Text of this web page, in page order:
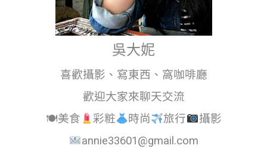
吳大妮
喜歡攝影、寫東西、窩咖啡廳
歡迎大家來聊天交流
🍽美食
彩粧 時尚 旅行
攝影
annie33601@gmail.com